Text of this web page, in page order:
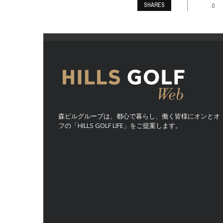
SHARES 0
森ビルグループは、都心で暮らし、働く皆様にオンとオ
フの「HILLS GOLF LIFE」をご提案します。